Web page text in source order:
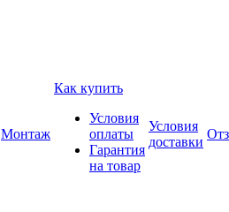
Монтаж
Как купить
Условия
оплаты
Гарантия
на товар
Условия
доставки